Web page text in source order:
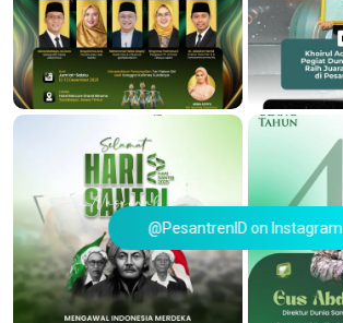
@PesantrenID on Instagram